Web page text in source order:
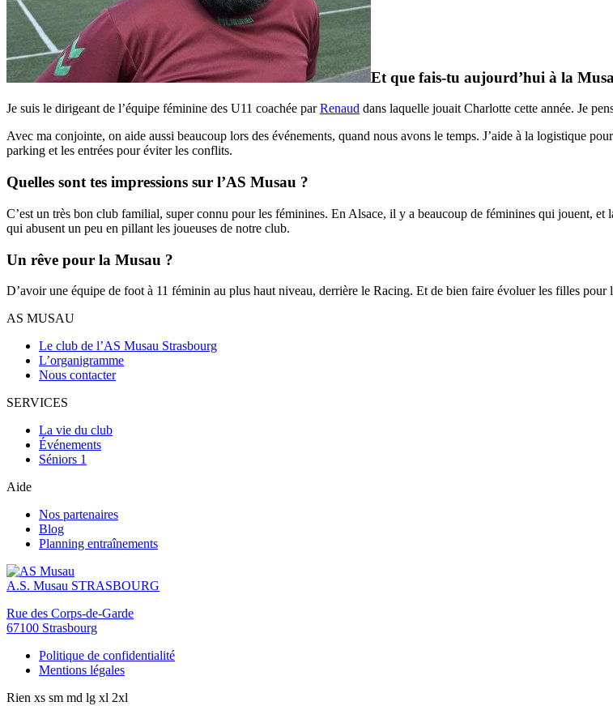
Et que fais-tu aujourd’hui à la
Je suis le dirigeant de l’équipe féminine des U11 coachée parRenaud dans laquelle jouait Charlotte cette année. Je
Avec ma conjointe, on aide aussi beaucoup lors des événements, quand nous avons le temps. J’aide à la logistique
parking et les entrées pour éviter les conflits.
Quelles sont tes impressions sur l’AS Musau ?
C’est un très bon club familial, super connu pour les féminines. En Alsace, il y a beaucoup de féminines qui jouent,
qui abusent un peu en pillant les joueuses de notre club.
Un rêve pour la Musau ?
D’avoir une équipe de foot à 11 féminin au plus haut niveau, derrière le Racing. Et de bien faire évoluer les filles
AS MUSAU
Le club de l’AS Musau Strasbourg
L’organigramme
Nous contacter
SERVICES
La vie du club
Événements
Séniors 1
Aide
Nos partenaires
Blog
Planning entraînements
A.S. Musau STRASBOURG
Rue des Corps-de-Garde
67100 Strasbourg
Politique de confidentialité
Mentions légales
Rien xs sm md lg xl 2xl